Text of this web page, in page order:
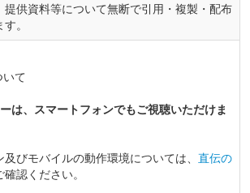
提供資料等について無断で引用・複製・配布
。
いて
は、スマートフォンでもご視聴いただけま
及びモバイルの動作環境については、直伝の
確認ください。